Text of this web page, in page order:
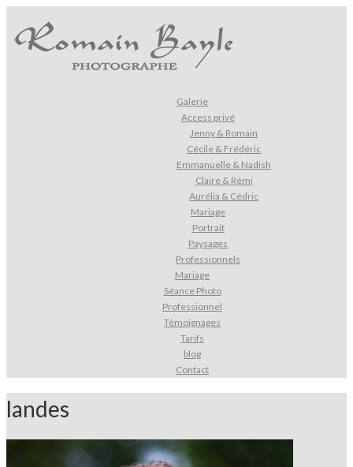
Galerie
Access privé
Jenny & Romain
Cécile & Frédéric
Emmanuelle & Nadish
Claire & Rémi
Aurélia & Cédric
Mariage
Portrait
Paysages
Professionnels
Mariage
Séance Photo
Professionnel
Témoignages
Tarifs
blog
Contact
landes